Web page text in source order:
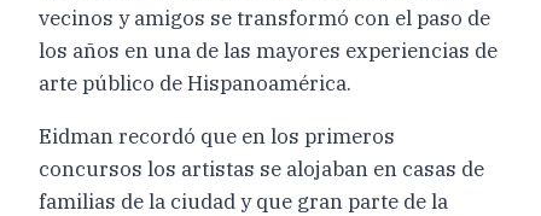
vecinos y amigos se transformó con el paso de
los años en una de las mayores experiencias de
arte público de Hispanoamérica.
Eidman recordó que en los primeros
concursos los artistas se alojaban en casas de
familias de la ciudad y que gran parte de la